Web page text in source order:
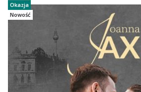
Okazja
Nowość